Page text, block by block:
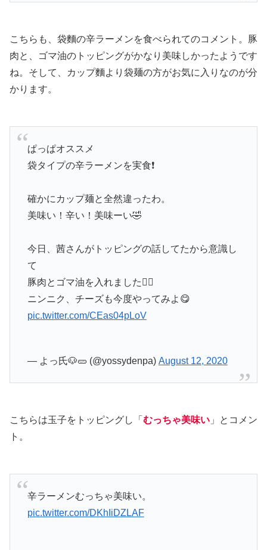
こちらも、袋麵の辛ラーメンを食べられてのコメント。豚
肉と、ゴマ油のトッピングがかなり美味しかったようです
ね。そして、カップ麵より袋麺の方がお気に入りなのが分
かります。
ぱっぱオススメ
袋タイプの辛ラーメンを実食❗
確かにカップ麺と全然違ったわ。
美味い！辛い！美味ーい🤣
今日、茜さんがトッピングの話してたから意識し
て
豚肉とゴマ油を入れました👍🏻
ニンニク、チーズも今度やってみよ😋
pic.twitter.com/CEas04pLoV
— よっ氏🐶🥒 (@yossydenpa) August 12, 2020
こちらは玉子をトッピングし「 むっちゃ美味い 」とコメン
ト。
辛ラーメンむっちゃ美味い。
pic.twitter.com/DKhIiDZLAF